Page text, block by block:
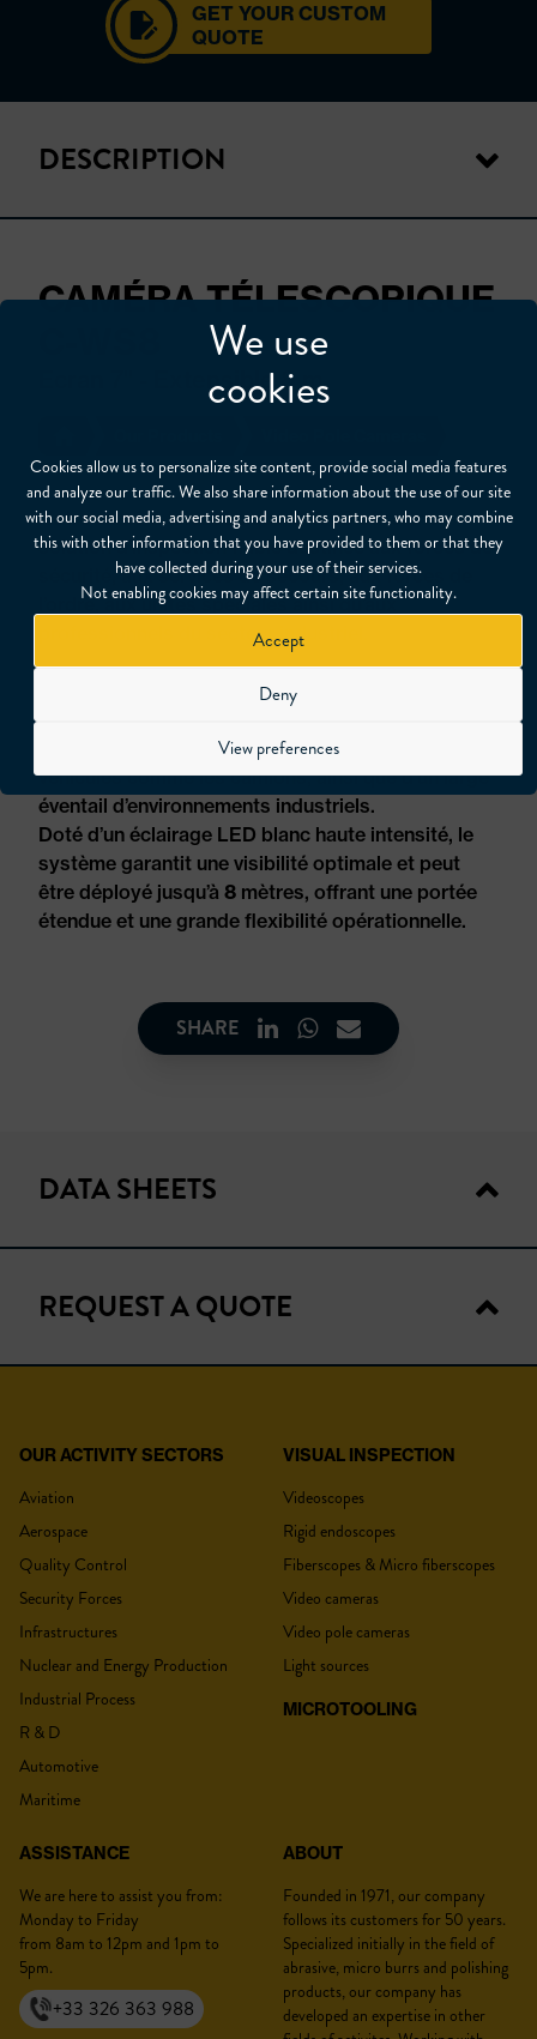
We use
cookies
Cookies allow us to personalize site content, provide social media features
and analyze our traffic. We also share information about the use of our site
with our social media, advertising and analytics partners, who may combine
this with other information that you have provided to them or that they
have collected during your use of their services.
Not enabling cookies may affect certain site functionality.
Accept
Deny
View preferences
GET YOUR CUSTOM
QUOTE
DESCRIPTION
CAMÉRA TÉLESCOPIQUE
Ecran 7" - Extensible 8 m
Notre caméra télescopique C-WS8 offre une
solution d’inspection fiable destinée aux forces de
sécurité, aux services de secours, aux forces de
l’ordre, aux unités spéciales ainsi qu’aux
professionnels du secteur industriel.
Équipée d’une caméra col de cygne de 12 MP, elle
conteneurs, infrastructures telles que les ponts,
véhicules comme les camions, ainsi que d’un large
éventail d’environnements industriels.
Doté d’un éclairage LED blanc haute intensité, le
système garantit une visibilité optimale et peut
être déployé jusqu’à 8 mètres, offrant une portée
étendue et une grande flexibilité opérationnelle.
SHARE
DATA SHEETS
TECHNICAL DATA
C-WS8
Wired
Camera diameter 39 mm
8 m
Illumination White light
Long20-100cm
Text annotation No
Wifi No
Working temperatures -10°C à -60°C
REQUEST A QUOTE
YOUR QUOTE
Title
Firstname :
Position :*
OUR ACTIVITY SECTORS
Aviation
Aerospace
Quality Control
Security Forces
Infrastructures
Nuclear and Energy Production
Industrial Process
R & D
Automotive
Maritime
ASSISTANCE
We are here to assist you from:
Monday to Friday
from 8am to 12pm and 1pm to
5pm.
+33 326 363 988
VISUAL INSPECTION
Videoscopes
Rigid endoscopes
Fiberscopes & Micro fiberscopes
Video cameras
Video pole cameras
Light sources
MICROTOOLING
ABOUT
Founded in 1971, our company
follows its customers for 50 years.
Specialized initially in the field of
abrasive, micro burrs and polishing
products, our company has
developed an expertise in other